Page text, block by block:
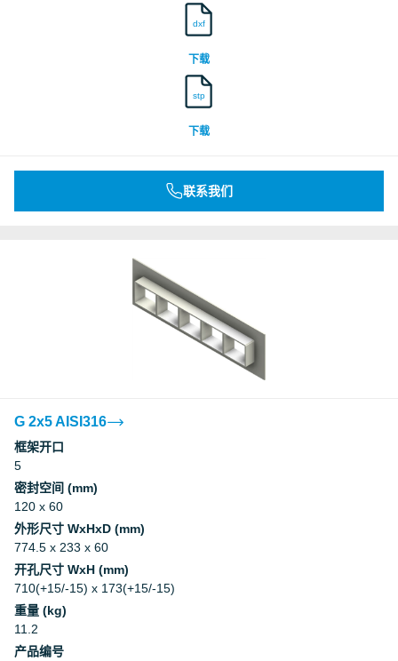
dxf
下载
stp
下载
联系我们
G 2x5 AISI316
框架开口
5
密封空间 (mm)
120 x 60
外形尺寸 WxHxD (mm)
774.5 x 233 x 60
开孔尺寸 WxH (mm)
710(+15/-15) x 173(+15/-15)
重量 (kg)
11.2
产品编号